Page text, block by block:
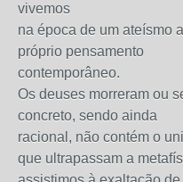
vivemos
na época de um ateísmo
próprio pensamento
contemporâneo.
Os deuses morreram ou
concreto, sendo ainda
racional, não contém o
que ultrapassam a